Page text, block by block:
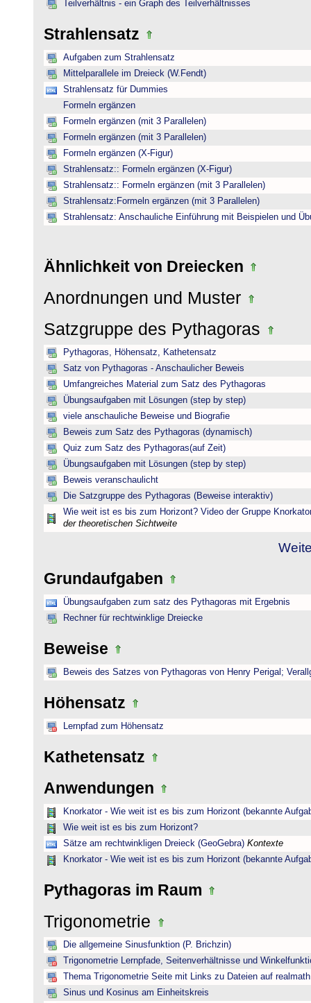
Teilverhältnis - ein Graph des Teilverhältnisses
Strahlensatz
Aufgaben zum Strahlensatz
Mittelparallele im Dreieck (W.Fendt)
Strahlensatz für Dummies
Formeln ergänzen
Formeln ergänzen (mit 3 Parallelen)
Formeln ergänzen (mit 3 Parallelen)
Formeln ergänzen (X-Figur)
Strahlensatz:: Formeln ergänzen (X-Figur)
Strahlensatz:: Formeln ergänzen (mit 3 Parallelen)
Strahlensatz:Formeln ergänzen (mit 3 Parallelen)
Strahlensatz: Anschauliche Einführung mit Beispielen und
Ähnlichkeit von Dreiecken
Anordnungen und Muster
Satzgruppe des Pythagoras
Pythagoras, Höhensatz, Kathetensatz
Satz von Pythagoras - Anschaulicher Beweis
Umfangreiches Material zum Satz des Pythagoras
Übungsaufgaben mit Lösungen (step by step)
viele anschauliche Beweise und Biografie
Beweis zum Satz des Pythagoras (dynamisch)
Quiz zum Satz des Pythagoras(auf Zeit)
Übungsaufgaben mit Lösungen (step by step)
Beweis veranschaulicht
Die Satzgruppe des Pythagoras (Beweise interaktiv)
Wie weit ist es bis zum Horizont? Video der Gruppe
der theoretischen Sichtweite
Grundaufgaben
Übungsaufgaben zum satz des Pythagoras mit Ergebnis
Rechner für rechtwinklige Dreiecke
Beweise
Beweis des Satzes von Pythagoras von Henry Perigal;
Höhensatz
Lernpfad zum Höhensatz
Kathetensatz
Anwendungen
Knorkator - Wie weit ist es bis zum Horizont (bekannte
Wie weit ist es bis zum Horizont?
Sätze am rechtwinkligen Dreieck (GeoGebra) Kontexte
Knorkator - Wie weit ist es bis zum Horizont (bekannte
Pythagoras im Raum
Trigonometrie
Die allgemeine Sinusfunktion (P. Brichzin)
Trigonometrie Lernpfade, Seitenverhältnisse und
Thema Trigonometrie Seite mit Links zu Dateien auf
Sinus und Kosinus am Einheitskreis